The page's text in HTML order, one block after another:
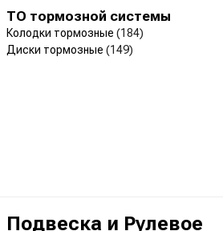
ТО тормозной системы
Колодки тормозные (184)
Диски тормозные (149)
Подвеска и Рулевое